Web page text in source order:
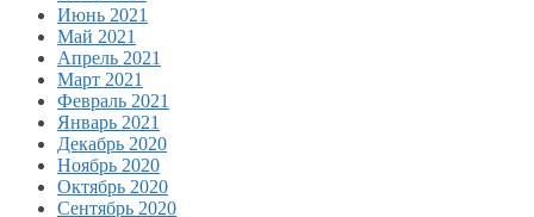
Июнь 2021
Май 2021
Апрель 2021
Март 2021
Февраль 2021
Январь 2021
Декабрь 2020
Ноябрь 2020
Октябрь 2020
Сентябрь 2020